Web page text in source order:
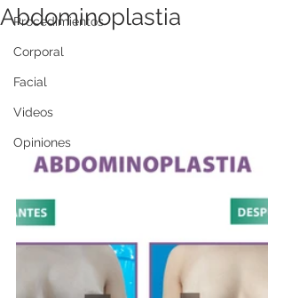
Procedimientos
Corporal
Facial
Videos
Opiniones
Abdominoplastia